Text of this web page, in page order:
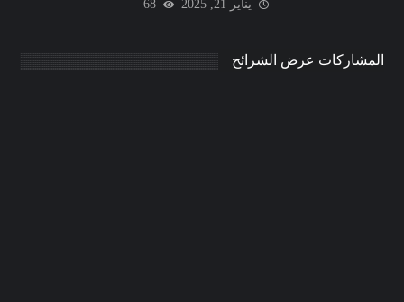
يناير 21, 2025
68
المشاركات عرض الشرائح